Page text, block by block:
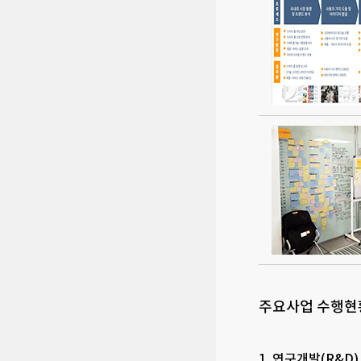
주요사업 수행현